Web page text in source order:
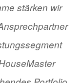
stärken wir